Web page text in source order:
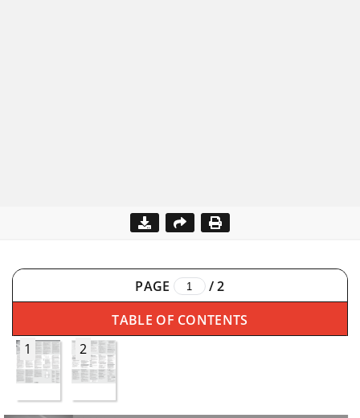
PAGE /2
TABLE OF CONTENTS
1
2